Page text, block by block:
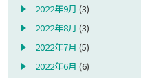
2022年9月 (3)
2022年8月 (3)
2022年7月 (5)
2022年6月 (6)